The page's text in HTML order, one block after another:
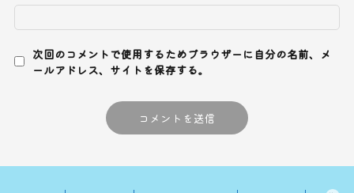
次回のコメントで使用するためブラウザーに自分の名前、メ
ールアドレス、サイトを保存する。